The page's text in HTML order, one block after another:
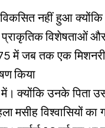
नहीं हुआ
विशेषताओं
में जब तक एक
किया
क्योंकि उनके पिता
मसीह विश्वासियों